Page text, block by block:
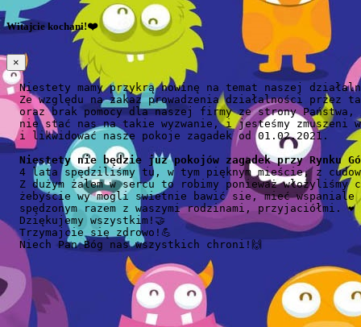
Witajcie kochani!❤️
×
Niestety mamy przykrą nowinę na temat naszej
Ze względu na zakaz prowadzenia działalności przez
  oraz brak pomocy dla naszej firmy ze strony Państwa,
nie stać nas na takie wyzwanie, i jesteśmy zmuszeni
  i likwidować nasze pokoje zagadek od 01.02.2021.
Niestety nie będzie juz pokojów zagadek przy Rynku
4 lata spędziliśmy tu, w tym pięknym mieście, z
Z dużym żalem w sercu to robimy ponieważ włożyliśmy
żebyście wy mogli swietnie bawić sie, mieć wspaniale
  spędzonym razem z waszymi rodzinami, przyjaciółmi. ❤️
  Dziękujemy wszystkim!🤝
  Trzymajcie się zdrowo!💪
  Niech Pan Bóg nas wszystkich chroni!🙌